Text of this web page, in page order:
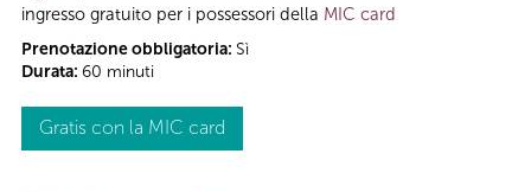
ingresso gratuito per i possessori della MIC card
Prenotazione obbligatoria: Sì
Durata: 60 minuti
Gratis con la MIC card